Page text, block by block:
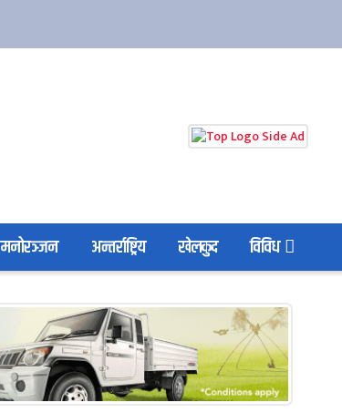
मनोरञ्जन अन्तर्राष्ट्रिय खेलकुद विविध